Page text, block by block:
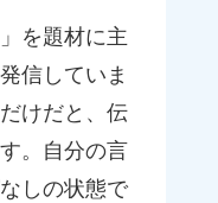
を題材に主
信していま
けだと、伝
。自分の言
しの状態で